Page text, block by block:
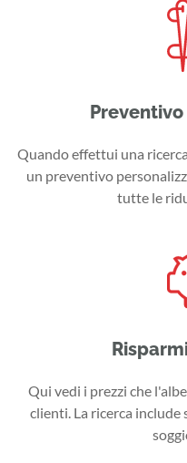
Quando effettui una
un preventivo
tutte le
Qui vedi i prezzi che
clienti. La ricerca